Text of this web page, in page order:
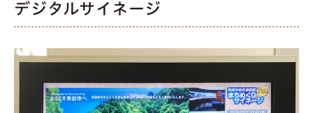
デジタルサイネージ